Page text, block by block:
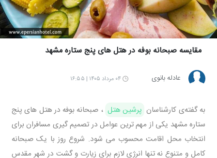
مقایسه صبحانه بوفه در هتل های پنج ستاره مشهد
عادله بانوی ۰۴ مرداد ۱۴۰۵ | ۱۶:۵۵
به گفته‌ی کارشناسان پرشین هتل ، صبحانه بوفه در هتل های پنج
ستاره مشهد یکی از مهم ترین عوامل در تصمیم گیری مسافران برای
انتخاب محل اقامت محسوب می شود. شروع روز با یک صبحانه
کامل و متنوع نه تنها انرژی لازم برای زیارت و گشت در شهر مقدس